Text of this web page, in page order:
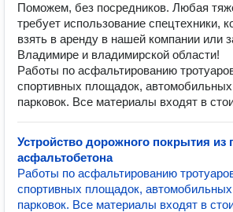
Поможем, без посредников. Любая
требует использование спецтехники,
взять в аренду в нашей компании или
Владимире и владимирской области!
Работы по асфальтированию
спортивных площадок, автомобильных
парковок. Все материалы входят в
Устройство дорожного покрытия из
асфальтобетона
Работы по асфальтированию
спортивных площадок, автомобильных
парковок. Все материалы входят в